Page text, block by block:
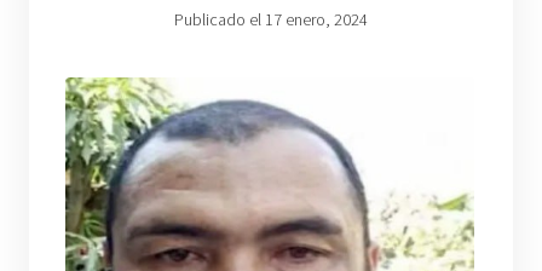
Publicado el 17 enero, 2024